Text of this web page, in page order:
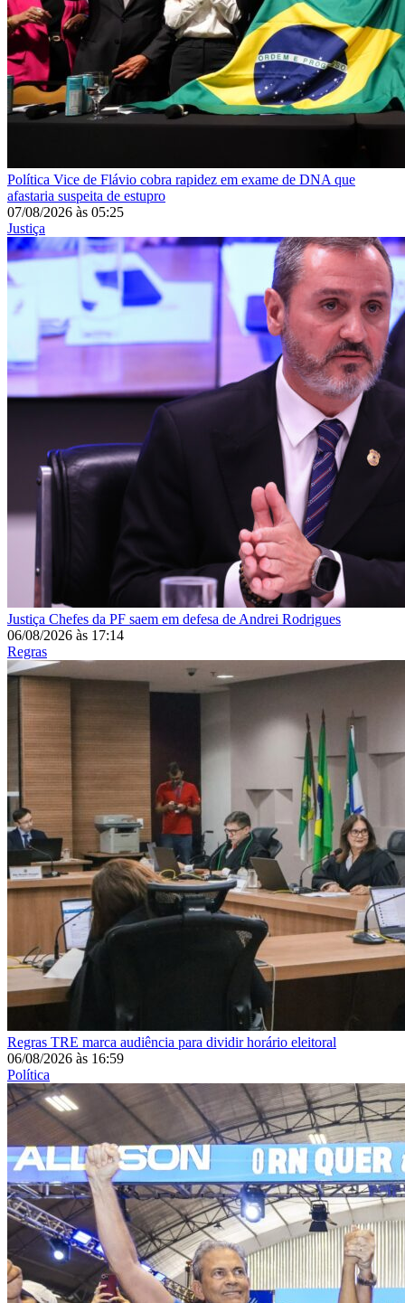
Política Vice de Flávio cobra rapidez em exame de DNA que
afastaria suspeita de estupro
07/08/2026 às 05:25
Justiça
Justiça Chefes da PF saem em defesa de Andrei Rodrigues
06/08/2026 às 17:14
Regras
Regras TRE marca audiência para dividir horário eleitoral
06/08/2026 às 16:59
Política